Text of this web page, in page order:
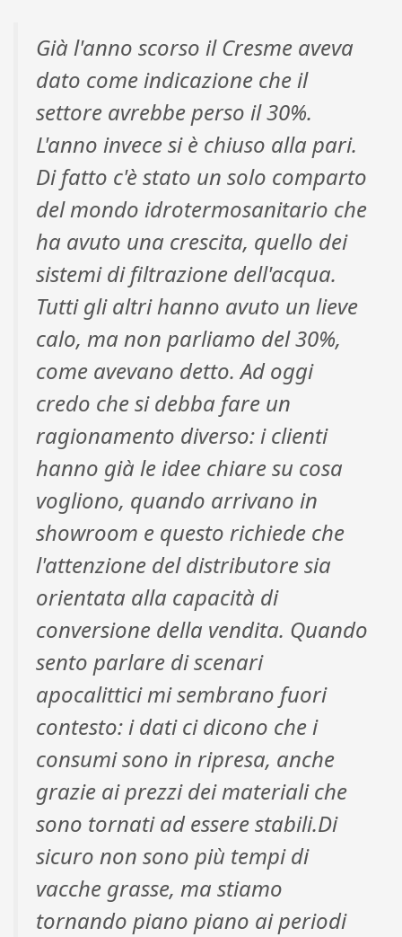
Già l'anno scorso il Cresme aveva
dato come indicazione che il
settore avrebbe perso il 30%.
L'anno invece si è chiuso alla pari.
Di fatto c'è stato un solo comparto
del mondo idrotermosanitario che
ha avuto una crescita, quello dei
sistemi di filtrazione dell'acqua.
Tutti gli altri hanno avuto un lieve
calo, ma non parliamo del 30%,
come avevano detto. Ad oggi
credo che si debba fare un
ragionamento diverso: i clienti
hanno già le idee chiare su cosa
vogliono, quando arrivano in
showroom e questo richiede che
l'attenzione del distributore sia
orientata alla capacità di
conversione della vendita. Quando
sento parlare di scenari
apocalittici mi sembrano fuori
contesto: i dati ci dicono che i
consumi sono in ripresa, anche
grazie ai prezzi dei materiali che
sono tornati ad essere stabili.Di
sicuro non sono più tempi di
vacche grasse, ma stiamo
tornando piano piano ai periodi